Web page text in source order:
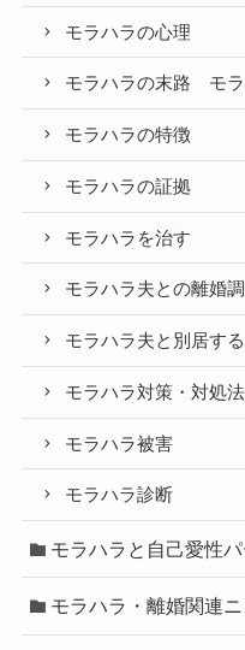
モラハラの心理
モラハラの末路 モ
モラハラの特徴
モラハラの証拠
モラハラを治す
モラハラ夫との離婚
モラハラ夫と別居する
モラハラ対策・対処法
モラハラ被害
モラハラ診断
モラハラと自己愛性
モラハラ・離婚関連